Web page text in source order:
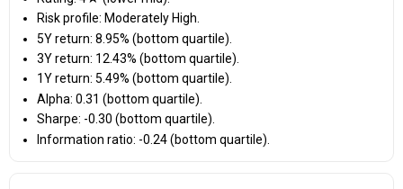
Risk profile: Moderately High.
5Y return: 8.95% (bottom quartile).
3Y return: 12.43% (bottom quartile).
1Y return: 5.49% (bottom quartile).
Alpha: 0.31 (bottom quartile).
Sharpe: -0.30 (bottom quartile).
Information ratio: -0.24 (bottom quartile).